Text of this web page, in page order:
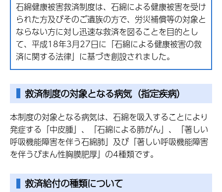
石綿健康被害救済制度は、石綿による健康被害を受け
られた方及びそのご遺族の方で、労災補償等の対象と
ならない方に対し迅速な救済を図ることを目的とし
て、平成18年3月27日に「石綿による健康被害の救
済に関する法律」に基づき創設されました。
救済制度の対象となる病気（指定疾病）
本制度の対象となる病気は、石綿を吸入することにより
発症する「中皮腫」、「石綿による肺がん」、「著しい
呼吸機能障害を伴う石綿肺」及び「著しい呼吸機能障害
を伴うびまん性胸膜肥厚」の4種類です。
救済給付の種類について